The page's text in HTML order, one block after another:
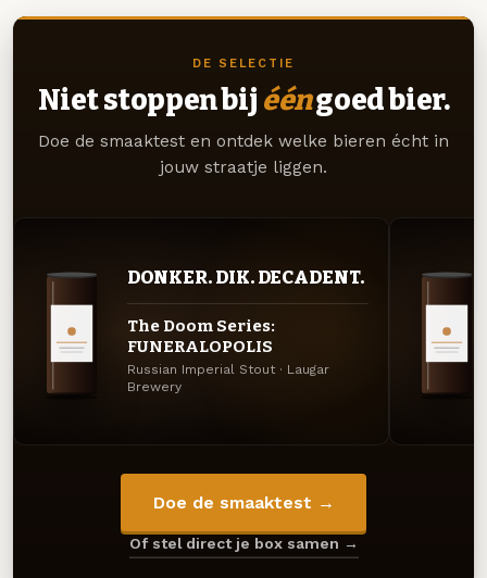
DE SELECTIE
Niet stoppen bij ééngoed bier.
Doe de smaaktest en ontdek welke bieren écht in
jouw straatje liggen.
DONKER. DIK. DECADENT.
The Doom Series:
FUNERALOPOLIS
Russian Imperial Stout · Laugar
Brewery
Doe de smaaktest →
Of stel direct je box samen →